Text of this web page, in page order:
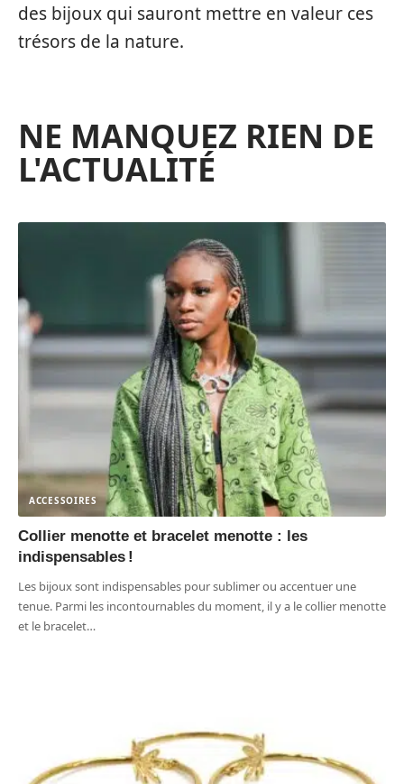
des bijoux qui sauront mettre en valeur ces
trésors de la nature.
NE MANQUEZ RIEN DE
L'ACTUALITÉ
ACCESSOIRES
Collier menotte et bracelet menotte : les
indispensables !
Les bijoux sont indispensables pour sublimer ou accentuer une
tenue. Parmi les incontournables du moment, il y a le collier menotte
et le bracelet…